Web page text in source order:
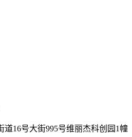
16号大街995号维丽杰科创园1幢